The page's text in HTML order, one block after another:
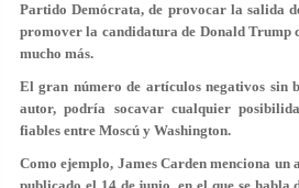
Partido Demócrata, de provocar la salida
promover la candidatura de Donald Trump
mucho más.
El gran número de artículos negativos sin
autor, podría socavar cualquier
fiables entre Moscú y Washington.
Como ejemplo, James Carden menciona un